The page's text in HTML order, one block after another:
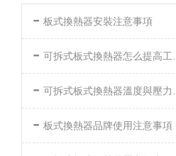
- 板式換熱器安裝注意事項
- 可拆式板式換熱器怎么提高工作效率
- 可拆式板式換熱器溫度與壓力的要求
- 板式換熱器品牌使用注意事項